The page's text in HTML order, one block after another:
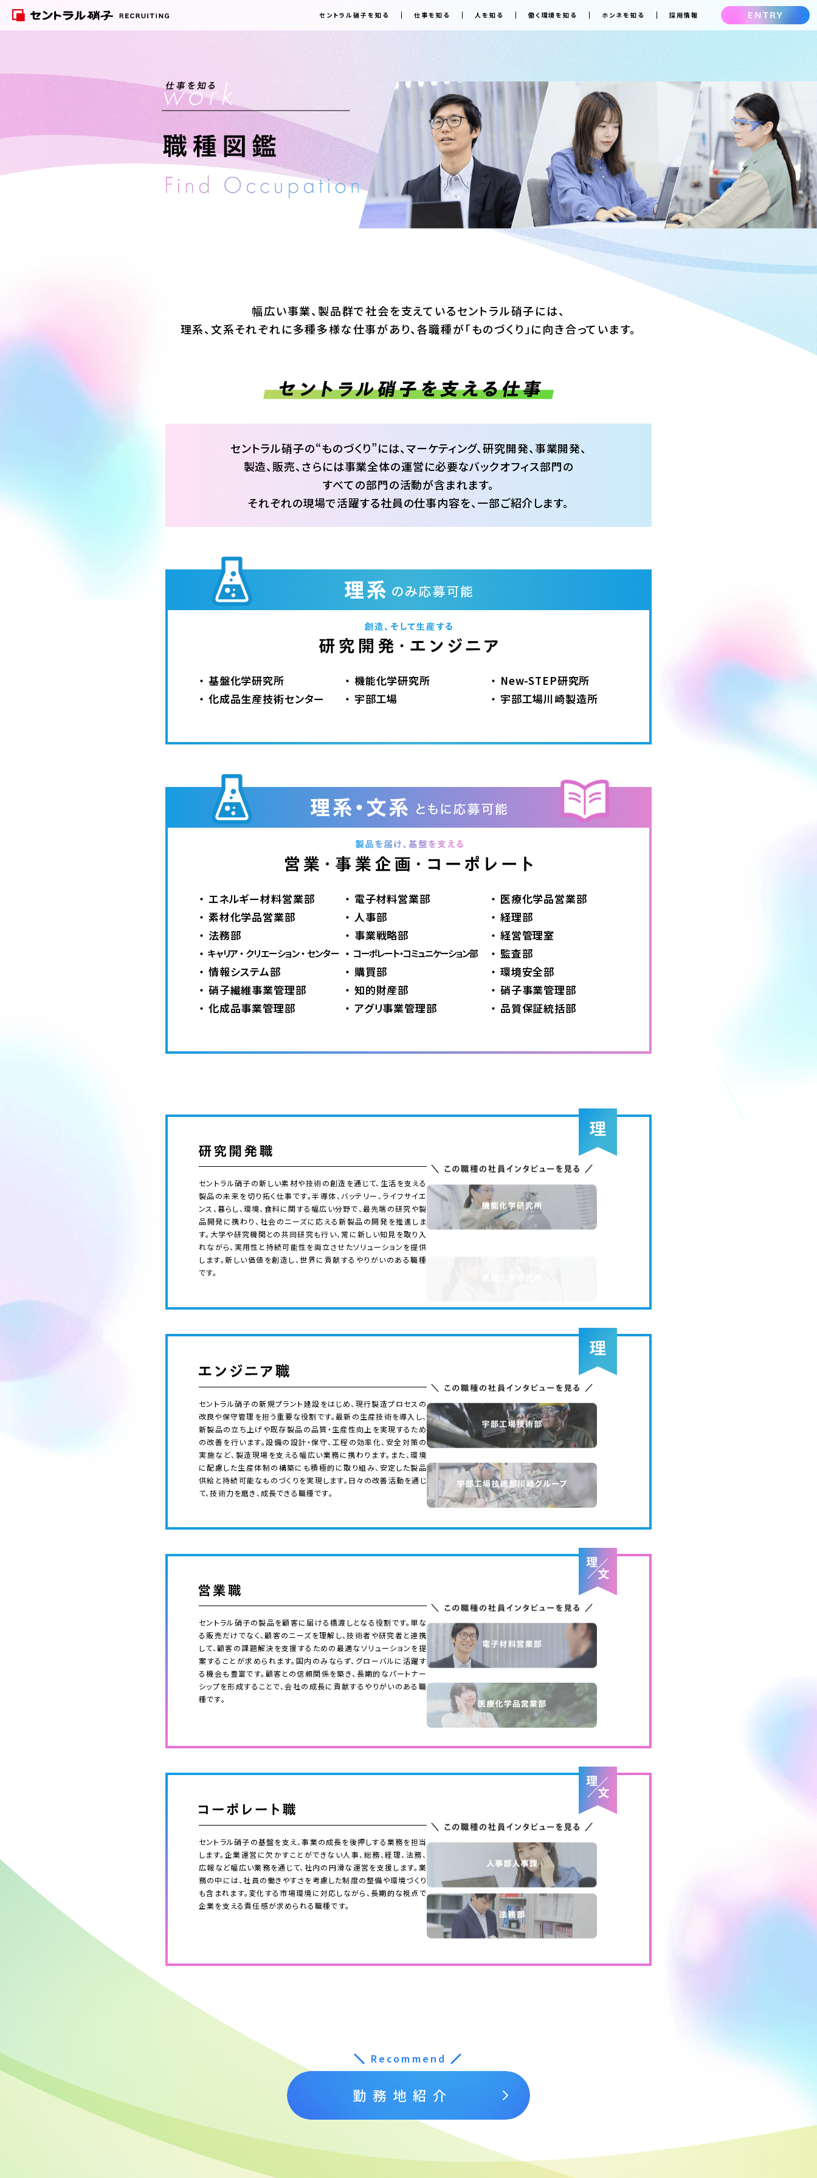
セントラル硝子を知る 仕事を知る 人を知る 働く環境を知る ホンネを知る 採用情報
幅広い事業、製品群で社会を支えているセントラル硝子には、
理系、文系それぞれに多種多様な仕事があり、各職種が「ものづくり」に向き合っています。
セントラル硝子の“ものづくり”には、マーケティング、研究開発、事業開発、
製造、販売、さらには事業全体の運営に必要なバックオフィス部門の
すべての部門の活動が含まれます。
それぞれの現場で活躍する社員の仕事内容を、一部ご紹介します。
基盤化学研究所 機能化学研究所
New-STEP研究所
化成品生産技術センター
宇部工場 宇部工場川崎製造所
エネルギー材料営業部 電子材料営業部
医療化学品営業部
素材化学品営業部
人事部
経理部
法務部
事業戦略部 経営管理室
キャリア ・ クリエーション ・ センター コーポレート・コミュニケーション部
監査部
情報システム部
購買部
環境安全部
硝子繊維事業管理部
知的財産部
硝子事業管理部
化成品事業管理部
アグリ事業管理部 品質保証統括部
セントラル硝子の新しい素材や技術の創造を通じて、生活を支える
製品の未来を切り拓く仕事です。半導体、バッテリー、ライフサイエ
ンス、暮らし、環境、食料に関する幅広い分野で、最先端の研究や製
品開発に携わり、社会のニーズに応える新製品の開発を推進しま
す。大学や研究機関との共同研究も行い、常に新しい知見を取り入
れながら、実用性と持続可能性を両立させたソリューションを提供
します。新しい価値を創造し、世界に貢献するやりがいのある職種
です。
セントラル硝子の新規プラント建設をはじめ、現行製造プロセスの
改良や保守管理を担う重要な役割です。最新の生産技術を導入し、
新製品の立ち上げや既存製品の品質・生産性向上を実現するため
の改善を行います。設備の設計・保守、工程の効率化、安全対策の
実施など、製造現場を支える幅広い業務に携わります。また、環境
に配慮した生産体制の構築にも積極的に取り組み、安定した製品
供給と持続可能なものづくりを実現します。日々の改善活動を通じ
て、技術力を磨き、成長できる職種です。
セントラル硝子の製品を顧客に届ける橋渡しとなる役割です。単な
る販売だけでなく、顧客のニーズを理解し、技術者や研究者と連携
して、顧客の課題解決を支援するための最適なソリューションを提
案することが求められます。国内のみならず、グローバルに活躍す
る機会も豊富です。顧客との信頼関係を築き、長期的なパートナー
シップを形成することで、会社の成長に貢献するやりがいのある職
種です。
セントラル硝子の基盤を支え、事業の成長を後押しする業務を担当
します。企業運営に欠かすことができない人事、総務、経理、法務、
広報など幅広い業務を通じて、社内の円滑な運営を支援します。業
務の中には、社員の働きやすさを考慮した制度の整備や環境づくり
も含まれます。変化する市場環境に対応しながら、長期的な視点で
企業を支える責任感が求められる職種です。
＼ Recommend ／
勤務地紹介